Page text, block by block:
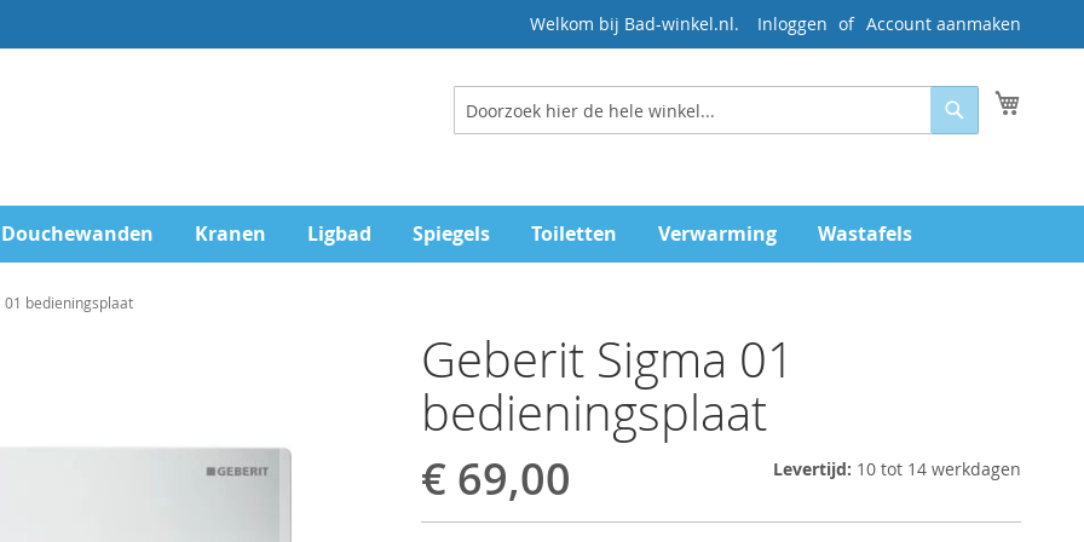
Welkom bij Bad-winkel.nl. Inloggen Account aanmaken
Zoeken
Zoeken
Douchewanden Kranen Ligbad Spiegels Toiletten Verwarming Wastafels
01 bedieningsplaat
Geberit Sigma 01
bedieningsplaat
€ 69,00 Levertijd: 10 tot 14 werkdagen